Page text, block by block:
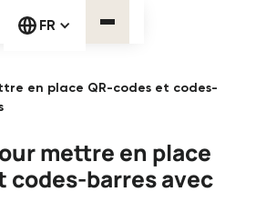
FR
en place QR-codes et codes-
mettre en place
codes-barres avec